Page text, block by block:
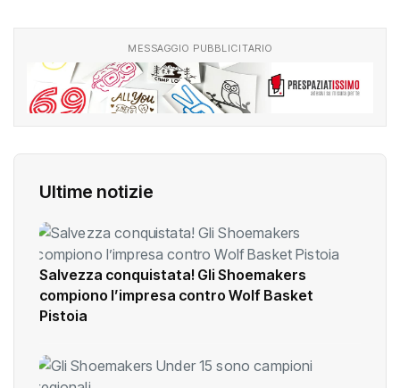
MESSAGGIO PUBBLICITARIO
Ultime notizie
Salvezza conquistata! Gli Shoemakers
compiono l’impresa contro Wolf Basket
Pistoia